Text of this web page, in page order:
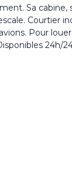
Sa
Courtier
. Pour
24h/